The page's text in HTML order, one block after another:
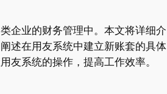
企业的财务管理中。本文将详细介
述在用友系统中建立新账套的具体
友系统的操作，提高工作效率。